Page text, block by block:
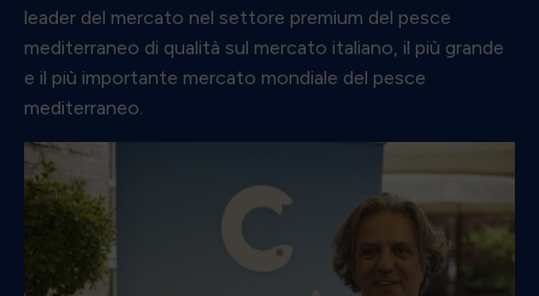
leader del mercato nel settore premium del pesce
mediterraneo di qualità sul mercato italiano, il più grande
e il più importante mercato mondiale del pesce
mediterraneo.